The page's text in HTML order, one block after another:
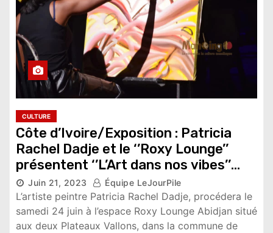
CULTURE
Côte d’Ivoire/Exposition : Patricia
Rachel Dadje et le ‘’Roxy Lounge’’
présentent ‘’L’Art dans nos vibes’’
10,256 vues
Juin 21, 2023 Équipe LeJourPile
L’artiste peintre Patricia Rachel Dadje, procédera le
samedi 24 juin à l’espace Roxy Lounge Abidjan situé
aux deux Plateaux Vallons, dans la commune de